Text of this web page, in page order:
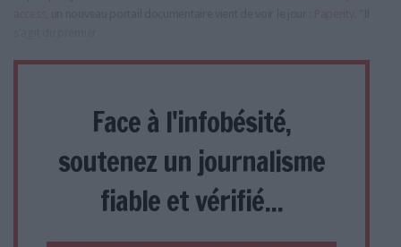
Face à l'infobésité,
soutenez un journalisme
fiable et vérifié...